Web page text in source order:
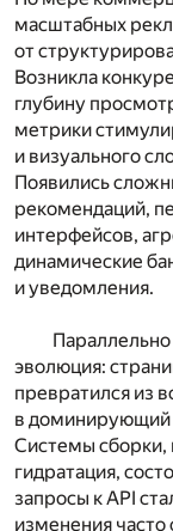
масштабных
от
Возникла
глубину
метрики
и визуального
Появились
рекомендаций,
интерфейсов,
динамические
и уведомления.
эволюция:
превратился из
в доминирующий
Системы сборки,
гидратация,
запросы к API
изменения